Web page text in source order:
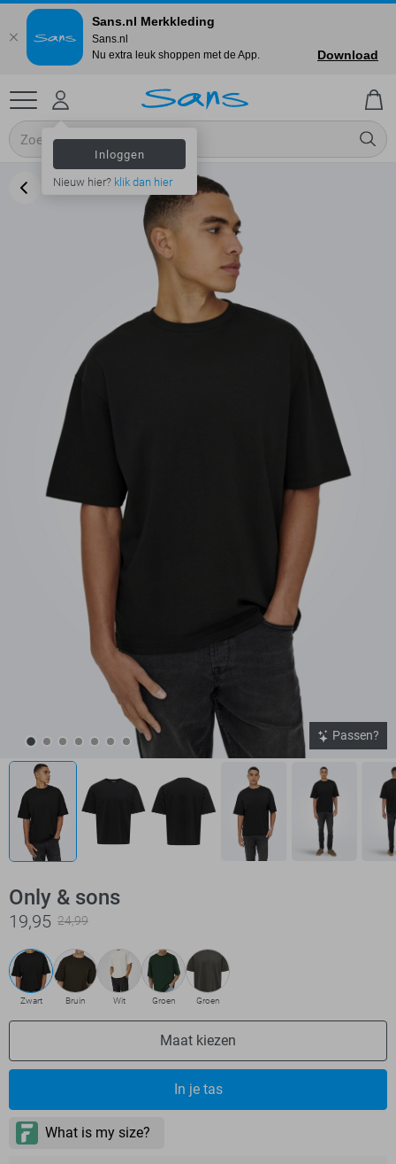
Inloggen
Nieuw hier? klik dan hier
Passen?
Only & sons
19,95 24,99
Zwart Bruin Wit Groen Groen
Maat kiezen
In je tas
Sans.nl Merkkleding
Sans.nl
Nu extra leuk shoppen met de App.
Download